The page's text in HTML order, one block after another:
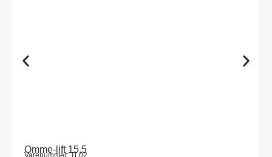
Omme-lift 15,5
Varenummer: TL02